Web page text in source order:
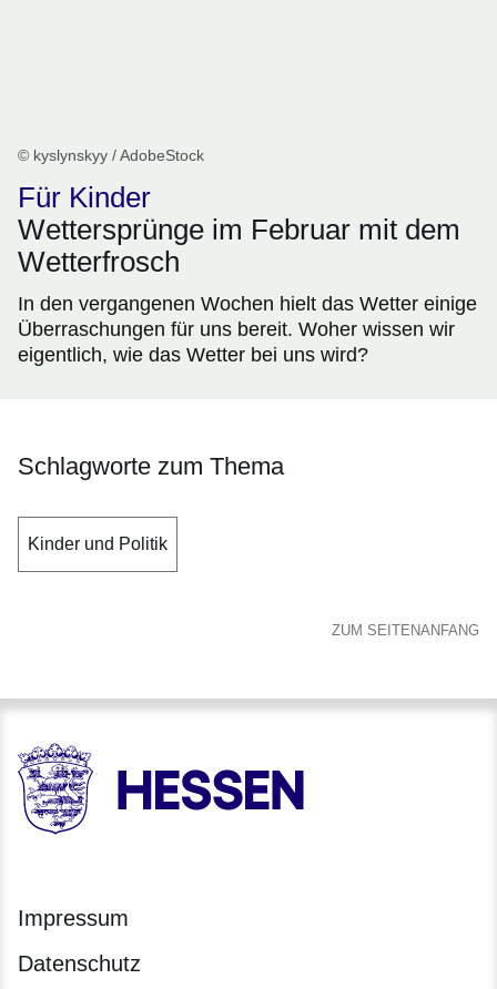
© kyslynskyy / AdobeStock
Für Kinder
Wettersprünge im Februar mit dem
Wetterfrosch
In den vergangenen Wochen hielt das Wetter einige
Überraschungen für uns bereit. Woher wissen wir
eigentlich, wie das Wetter bei uns wird?
Schlagworte zum Thema
Kinder und Politik
ZUM SEITENANFANG
HESSEN - Hessische Landesregierung
Impressum
Datenschutz